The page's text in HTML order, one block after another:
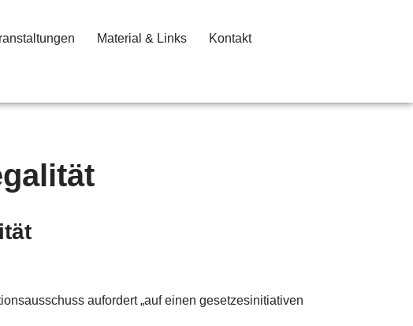
Material & Links Kontakt
aufordert „auf einen gesetzesinitiativen